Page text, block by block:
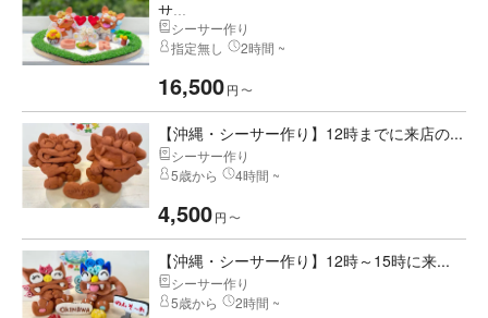
サ...
シーサー作り
指定無し
2時間 ~
16,500円 〜
【沖縄・シーサー作り】12時までに来店の...
シーサー作り
5歳から
4時間 ~
4,500円 〜
【沖縄・シーサー作り】12時～15時に来...
シーサー作り
5歳から
2時間 ~